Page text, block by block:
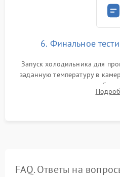
6. Финальное
Запуск холодильника для
заданную температуру в
компрессора, отсутствия
срабатывания системы
FAQ. Ответы на